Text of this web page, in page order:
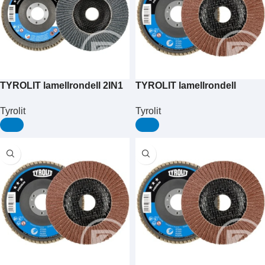
TYROLIT lamellrondell 2IN1
PREMIUM stål/rostfritt stål
Tyrolit
TYROLIT lamellrondell
PREMIUM stål
Tyrolit